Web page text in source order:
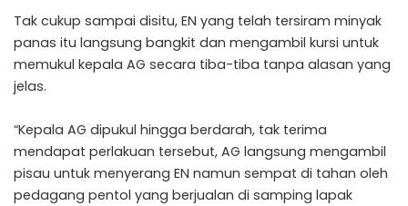
Tak cukup sampai disitu, EN yang telah tersiram minyak
panas itu langsung bangkit dan mengambil kursi untuk
memukul kepala AG secara tiba-tiba tanpa alasan yang
jelas.
“Kepala AG dipukul hingga berdarah, tak terima
mendapat perlakuan tersebut, AG langsung mengambil
pisau untuk menyerang EN namun sempat di tahan oleh
pedagang pentol yang berjualan di samping lapak